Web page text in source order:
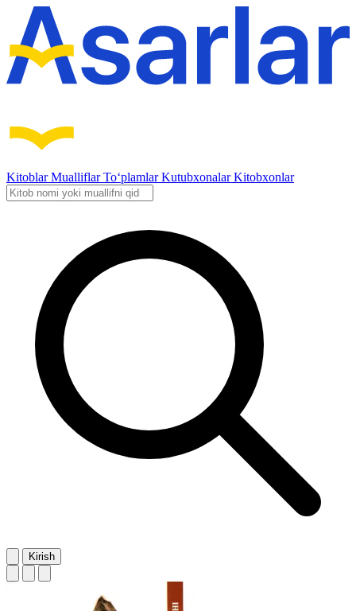
KitoblarMualliflarTo‘plamlarKutubxonalarKitobxonlar
Kirish